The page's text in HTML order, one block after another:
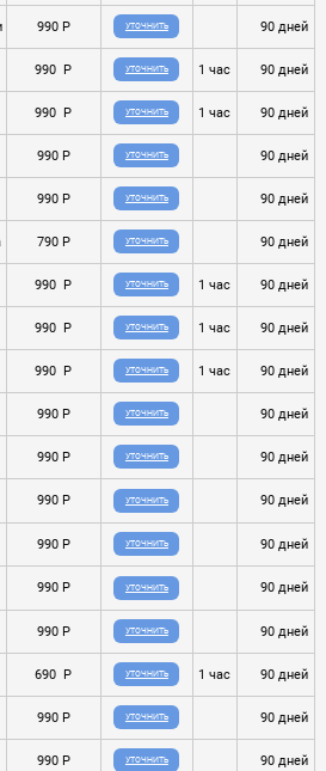
990 P УТОЧНИТЬ 90 дней
990 P УТОЧНИТЬ 1 час 90 дней
990 P УТОЧНИТЬ 1 час 90 дней
990 P УТОЧНИТЬ 90 дней
990 P УТОЧНИТЬ 90 дней
790 P УТОЧНИТЬ 90 дней
990 P УТОЧНИТЬ 1 час 90 дней
990 P УТОЧНИТЬ 1 час 90 дней
990 P УТОЧНИТЬ 1 час 90 дней
990 P УТОЧНИТЬ 90 дней
990 P УТОЧНИТЬ 90 дней
990 P УТОЧНИТЬ 90 дней
990 P УТОЧНИТЬ 90 дней
990 P УТОЧНИТЬ 90 дней
990 P УТОЧНИТЬ 90 дней
690 P УТОЧНИТЬ 1 час 90 дней
990 P УТОЧНИТЬ 90 дней
990 P УТОЧНИТЬ 90 дней